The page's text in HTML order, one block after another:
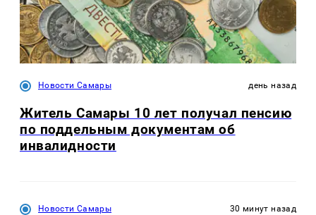
Новости Самары день назад
Житель Самары 10 лет получал пенсию
по поддельным документам об
инвалидности
Новости Самары 30 минут назад